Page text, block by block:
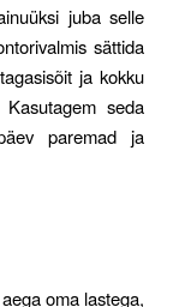
juba selle
sättida
ja kokku
seda
paremad ja
oma lastega,